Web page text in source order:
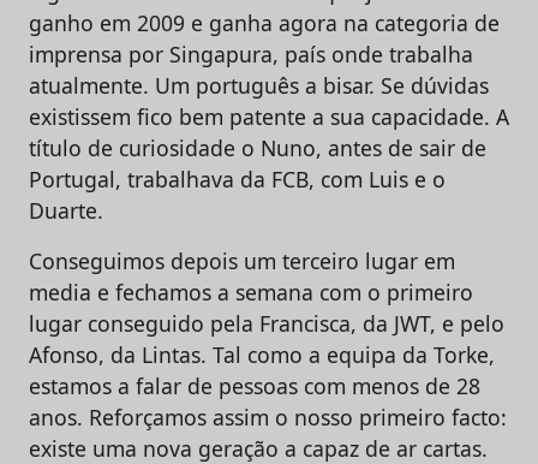
ganho em 2009 e ganha agora na categoria de
imprensa por Singapura, país onde trabalha
atualmente. Um português a bisar. Se dúvidas
existissem fico bem patente a sua capacidade. A
título de curiosidade o Nuno, antes de sair de
Portugal, trabalhava da FCB, com Luis e o
Duarte.
Conseguimos depois um terceiro lugar em
media e fechamos a semana com o primeiro
lugar conseguido pela Francisca, da JWT, e pelo
Afonso, da Lintas. Tal como a equipa da Torke,
estamos a falar de pessoas com menos de 28
anos. Reforçamos assim o nosso primeiro facto:
existe uma nova geração a capaz de ar cartas.